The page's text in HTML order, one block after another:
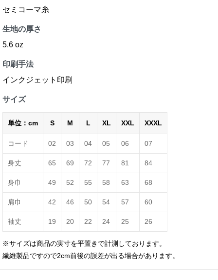
セミコーマ糸
生地の厚さ
5.6 oz
印刷手法
インクジェット印刷
サイズ
単位：cm S M L XL XXL XXXL
コード 02 03 04 05 06 07
身丈 65 69 72 77 81 84
身巾 49 52 55 58 63 68
肩巾 42 46 50 54 57 60
袖丈 19 20 22 24 25 26
※サイズは商品の実寸を平置きで計測しております。
繊維製品ですので2cm前後の誤差が出る場合があります。